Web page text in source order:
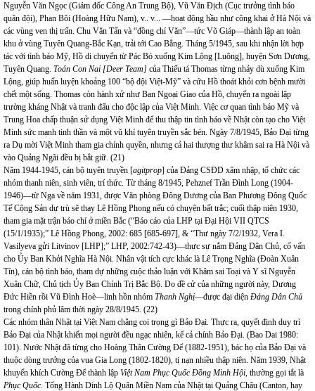
Nguyễn Văn Ngọc (Giám đốc Công An Trung Bộ), Vũ Văn Địch (Cục trưởng tình báo
quân đội), Phan Bôi (Hoàng Hữu Nam), v.. v... —hoạt động hầu như công khai ở Hà Nội và
các vùng ven thị trấn. Chu Văn Tấn và “đồng chí Văn”—tức Võ Giáp—thành lập an toàn
khu ở vùng Tuyên Quang-Bắc Kạn, trải tới Cao Bằng. Tháng 5/1945, sau khi nhận lời hợp
tác với tình báo Mỹ, Hồ di chuyển từ Pác Bó xuống Kim Lộng [Luông], huyện Sơn Dương,
Tuyên Quang. Toán Con Nai [Deer Team] của Thiếu tá Thomas từng nhảy dù xuống Kim
Lộng, giúp huấn luyện khoảng 100 “bộ đội Việt-Mỹ” và cứu Hồ thoát khỏi cơn bệnh mười
chết một sống. Thomas còn hành xử như Ban Ngoại Giao của Hồ, chuyển ra ngoài lập
trường kháng Nhật và tranh đấu cho độc lập của Việt Minh. Việc cơ quan tình báo Mỹ và
Trung Hoa chấp thuận sử dụng Việt Minh để thu thập tin tình báo về Nhật còn tạo cho Việt
Minh sức mạnh tinh thần và một vũ khí tuyên truyền sắc bén. Ngày 7/8/1945, Bảo Đại từng
ra Dụ mời Việt Minh tham gia chính quyền, nhưng cả hai thượng thư khâm sai ra Hà Nội và
vào Quảng Ngãi đều bị bắt giữ. (21)
Năm 1944-1945, cán bộ tuyên truyền [agitprop] của Đảng CSĐD xâm nhập, tổ chức các
nhóm thanh niên, sinh viên, trí thức. Từ tháng 8/1945, Pehznef Trần Đình Long (1904-
1946)—từ Nga về năm 1931, được Văn phòng Đông Dương của Ban Phương Đông Quốc
Tế Cộng Sản dự trù sẽ thay Lê Hồng Phong nếu có chuyện bất trắc; cuối thập niên 1930,
tham gia mặt trận báo chí ở miền Bắc (“Báo cáo của LHP tại Đại Hội VII QTCS
(15/1/1935);” Lê Hồng Phong, 2002: 685 [685-697], & “Thư ngày 7/2/1932, Vera I.
Vasilyeva gửi Litvinov [LHP];” LHP, 2002:742-43)—thực sự nắm Đảng Dân Chủ, cố vấn
cho Ủy Ban Khởi Nghĩa Hà Nội. Nhân vật tích cực khác là Lê Trọng Nghĩa (Đoàn Xuân
Tín), cán bộ tình báo, tham dự những cuộc thảo luận với Khâm sai Toại và Y sĩ Nguyễn
Xuân Chữ, Chủ tịch Ủy Ban Chính Trị Bắc Bộ. Do đề cử của những người này, Dương
Đức Hiền rồi Vũ Đình Hoè—linh hồn nhóm Thanh Nghị—được đại diện Đảng Dân Chủ
trong chính phủ lâm thời ngày 28/8/1945. (22)
Các nhóm thân Nhật tại ViệtNam chẳng coi trọng gì Bảo Đại. Thực ra, quyết định duy trì
Bảo Đại của Nhật khiến mọi người đều ngạc nhiên, kể cả chính Bảo Đại. (Bao Dai 1980:
101). Nước Nhật đã từng cho Hoàng Thân Cường Để (1882-1951), bác họ của Bảo Đại và
thuộc dòng trưởng của vua Gia Long (1802-1820), tị nạn nhiều thập niên. Năm 1939, Nhật
khuyến khích Cường Để thành lập Việt Nam Phục Quốc Đồng Minh Hội, thường gọi tắt là
Phục Quốc. Tổng Hành Dinh Lộ Quân Miền Nam của Nhật tại Quảng Châu (Canton, hay